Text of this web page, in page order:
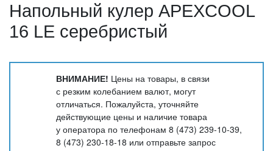
Напольный кулер APEXCOOL
16 LE серебристый
ВНИМАНИЕ! Цены на товары, в связи
с резким колебанием валют, могут
отличаться. Пожалуйста, уточняйте
действующие цены и наличие товара
у оператора по телефонам 8 (473) 239-10-39,
8 (473) 230-18-18 или отправьте запрос